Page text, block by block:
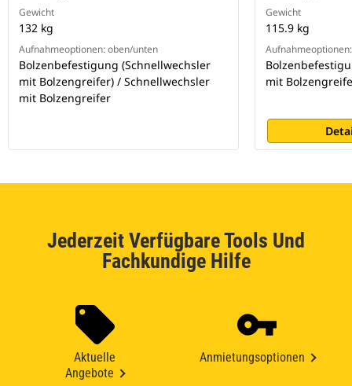
Gewicht
132 kg
Aufnahmeoptionen: oben/unten
Bolzenbefestigung (Schnellwechsler
mit Bolzengreifer) / Schnellwechsler
mit Bolzengreifer
Gewicht
115.9 kg
mit
Jederzeit Verfügbare Tools Und
Fachkundige Hilfe
Aktuelle
Angebote
Anmietungsoptionen